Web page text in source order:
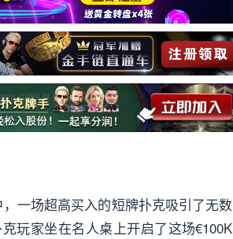
一场超高买入的短牌扑克吸引了无数
玩家坐在名人桌上开启了这场€100K